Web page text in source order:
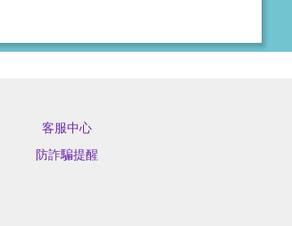
客服中心
防詐騙提醒